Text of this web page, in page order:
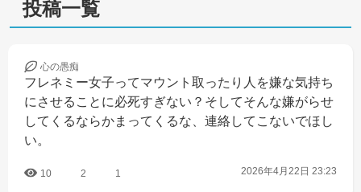
投稿一覧
心の愚痴
フレネミー女子ってマウント取ったり人を嫌な気持ち
にさせることに必死すぎない？そしてそんな嫌がらせ
してくるならかまってくるな、連絡してこないでほし
い。
10 2 1 2026年4月22日 23:23